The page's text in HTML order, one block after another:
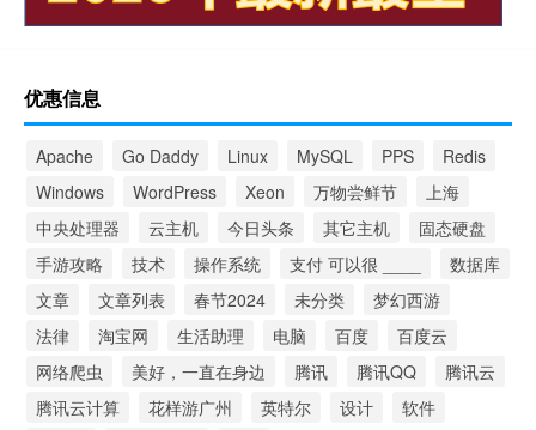
优惠信息
Apache Go Daddy Linux MySQL PPS
Redis
Windows
WordPress Xeon 万物尝鲜节
上海
中央处理器
云主机 今日头条 其它主机
固态硬盘
手游攻略
技术 操作系统 支付 可以很 ____
数据库
文章
文章列表 春节2024 未分类
梦幻西游
法律
淘宝网 生活助理 电脑 百度
百度云
网络爬虫
美好，一直在身边 腾讯 腾讯QQ
腾讯云
腾讯云计算
花样游广州 英特尔 设计
软件